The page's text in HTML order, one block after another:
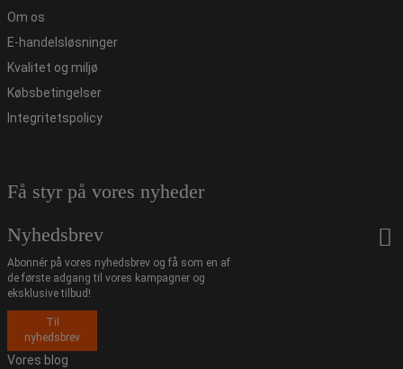
Om os
E-handelsløsninger
Kvalitet og miljø
Købsbetingelser
Integritetspolicy
Få styr på vores nyheder
Nyhedsbrev
Abonnér på vores nyhedsbrev og få som en af
de første adgang til vores kampagner og
eksklusive tilbud!
Til
nyhedsbrev
Vores blog